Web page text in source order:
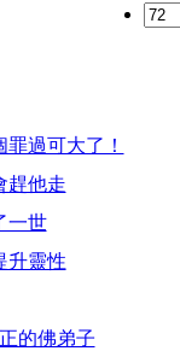
過可大了！
趕他走
一世
升靈性
的佛弟子